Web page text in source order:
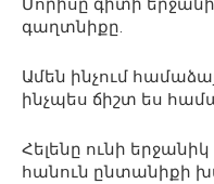
Մորիսը գիտի
գաղտնիքը.
Ամեն ինչում
ինչպես ճիշտ ես
Հելենը ունի
հանուն ընտանիքի